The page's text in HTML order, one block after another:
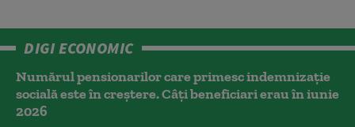
DIGI ECONOMIC
Numărul pensionarilor care primesc indemnizaţie
socială este în creștere. Câți beneficiari erau în iunie
2026